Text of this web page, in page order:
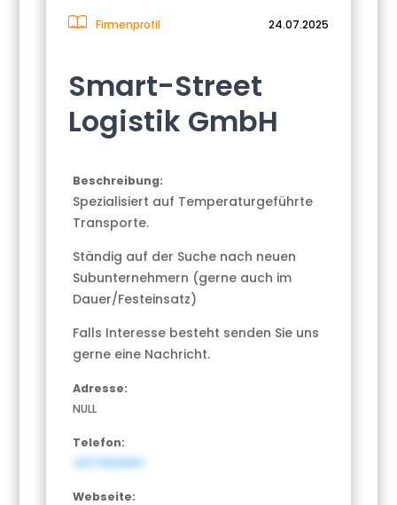
Firmenprofil 24.07.2025
Smart-Street
Logistik GmbH
Beschreibung:
Spezialisiert auf Temperaturgeführte
Transporte.
Ständig auf der Suche nach neuen
Subunternehmern (gerne auch im
Dauer/Festeinsatz)
Falls Interesse besteht senden Sie uns
gerne eine Nachricht.
Adresse:
NULL
Telefon:
491711828861
Webseite: